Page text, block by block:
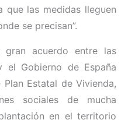
que las medidas lleguen
se precisan”.
gran acuerdo entre las
el Gobierno de España
Estatal de Vivienda,
sociales de mucha
en el territorio